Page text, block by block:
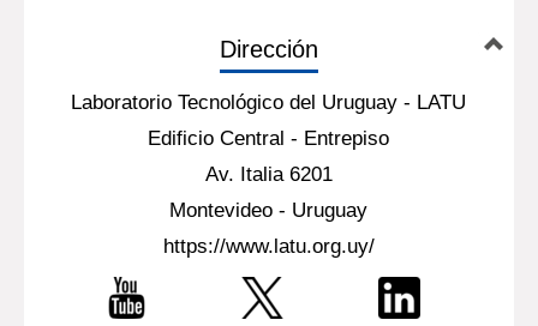
Dirección
Laboratorio Tecnológico del Uruguay - LATU
Edificio Central - Entrepiso
Av. Italia 6201
Montevideo - Uruguay
https://www.latu.org.uy/